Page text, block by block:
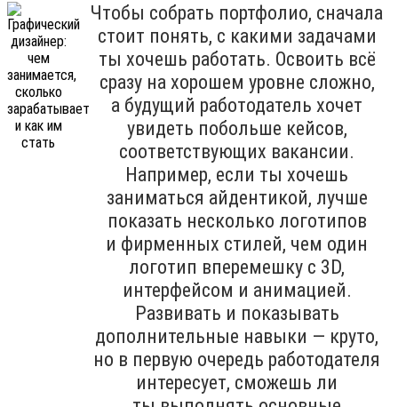
Чтобы собрать портфолио, сначала
стоит понять, с какими задачами
ты хочешь работать. Освоить всё
сразу на хорошем уровне сложно,
а будущий работодатель хочет
увидеть побольше кейсов,
соответствующих вакансии.
Например, если ты хочешь
заниматься айдентикой, лучше
показать несколько логотипов
и фирменных стилей, чем один
логотип вперемешку с 3D,
интерфейсом и анимацией.
Развивать и показывать
дополнительные навыки — круто,
но в первую очередь работодателя
интересует, сможешь ли